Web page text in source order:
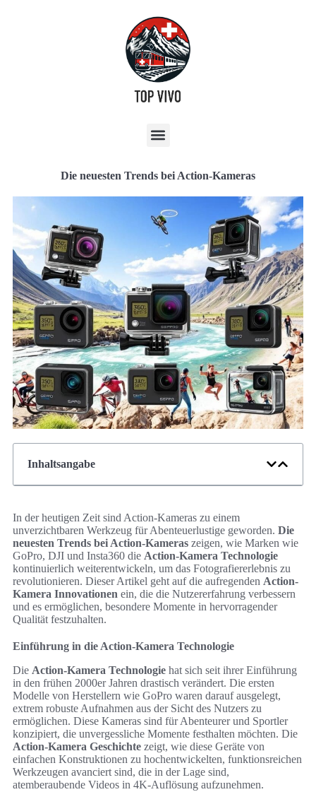
Die neuesten Trends bei Action-Kameras
Inhaltsangabe
In der heutigen Zeit sind Action-Kameras zu einem
unverzichtbaren Werkzeug für Abenteuerlustige geworden. Die
neuesten Trends bei Action-Kameras zeigen, wie Marken wie
GoPro, DJI und Insta360 die Action-Kamera Technologie
kontinuierlich weiterentwickeln, um das Fotografiererlebnis zu
revolutionieren. Dieser Artikel geht auf die aufregenden Action-
Kamera Innovationen ein, die die Nutzererfahrung verbessern
und es ermöglichen, besondere Momente in hervorragender
Qualität festzuhalten.
Einführung in die Action-Kamera Technologie
Die Action-Kamera Technologie hat sich seit ihrer Einführung
in den frühen 2000er Jahren drastisch verändert. Die ersten
Modelle von Herstellern wie GoPro waren darauf ausgelegt,
extrem robuste Aufnahmen aus der Sicht des Nutzers zu
ermöglichen. Diese Kameras sind für Abenteurer und Sportler
konzipiert, die unvergessliche Momente festhalten möchten. Die
Action-Kamera Geschichte zeigt, wie diese Geräte von
einfachen Konstruktionen zu hochentwickelten, funktionsreichen
Werkzeugen avanciert sind, die in der Lage sind,
atemberaubende Videos in 4K-Auflösung aufzunehmen.